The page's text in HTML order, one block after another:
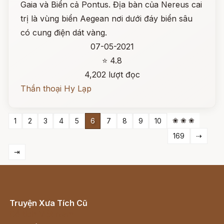
Gaia và Biển cả Pontus. Địa bàn của Nereus cai
trị là vùng biển Aegean nơi dưới đáy biển sâu
có cung điện dát vàng.
07-05-2021
⭐ 4.8
4,202 lượt đọc
Thần thoại Hy Lạp
1 2 3 4 5 6 7 8 9 10
❀ ❀ ❀
169
⇢
⇥
Truyện Xưa Tích Cũ